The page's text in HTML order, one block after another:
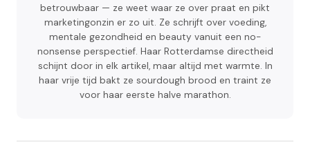
betrouwbaar — ze weet waar ze over praat en pikt
marketingonzin er zo uit. Ze schrijft over voeding,
mentale gezondheid en beauty vanuit een no-
nonsense perspectief. Haar Rotterdamse directheid
schijnt door in elk artikel, maar altijd met warmte. In
haar vrije tijd bakt ze sourdough brood en traint ze
voor haar eerste halve marathon.